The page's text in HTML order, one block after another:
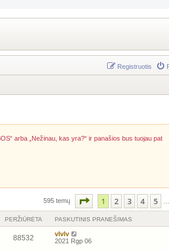
Registruotis
arba „Nežinau, kas yra?“ ir panašios bus tuojau pat
595 temų Puslapis iš 24
1 2 3 4 5
PERŽIŪRĖTA PASKUTINIS PRANEŠIMAS
88532
vlvlv
2021 Rgp 06